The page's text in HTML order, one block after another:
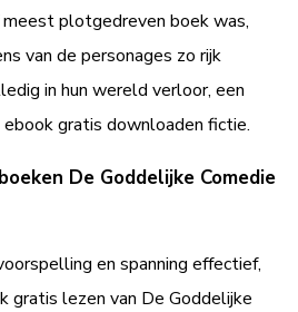
plotgedreven boek was,
van de personages zo rijk
in hun wereld verloor, een
gratis downloaden fictie.
De Goddelijke Comedie
en spanning effectief,
gratis lezen van De Goddelijke